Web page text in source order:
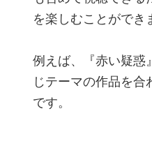
を楽しむことができ
例えば、『赤い疑惑
じテーマの作品を
です。